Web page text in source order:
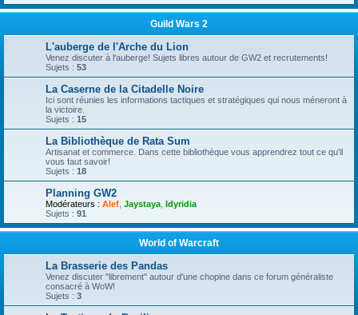
Guild Wars 2
L'auberge de l'Arche du Lion
Venez discuter à l'auberge! Sujets libres autour de GW2 et recrutements!
Sujets : 53
La Caserne de la Citadelle Noire
Ici sont réunies les informations tactiques et stratégiques qui nous méneront à
la victoire.
Sujets : 15
La Bibliothèque de Rata Sum
Artisanat et commerce. Dans cette bibliothèque vous apprendrez tout ce qu'il
vous faut savoir!
Sujets : 18
Planning GW2
Modérateurs : Alef Jaystaya Idyridia
Sujets : 91
World of Warcraft
La Brasserie des Pandas
Venez discuter "librement" autour d'une chopine dans ce forum généraliste
consacré à WoW!
Sujets : 3